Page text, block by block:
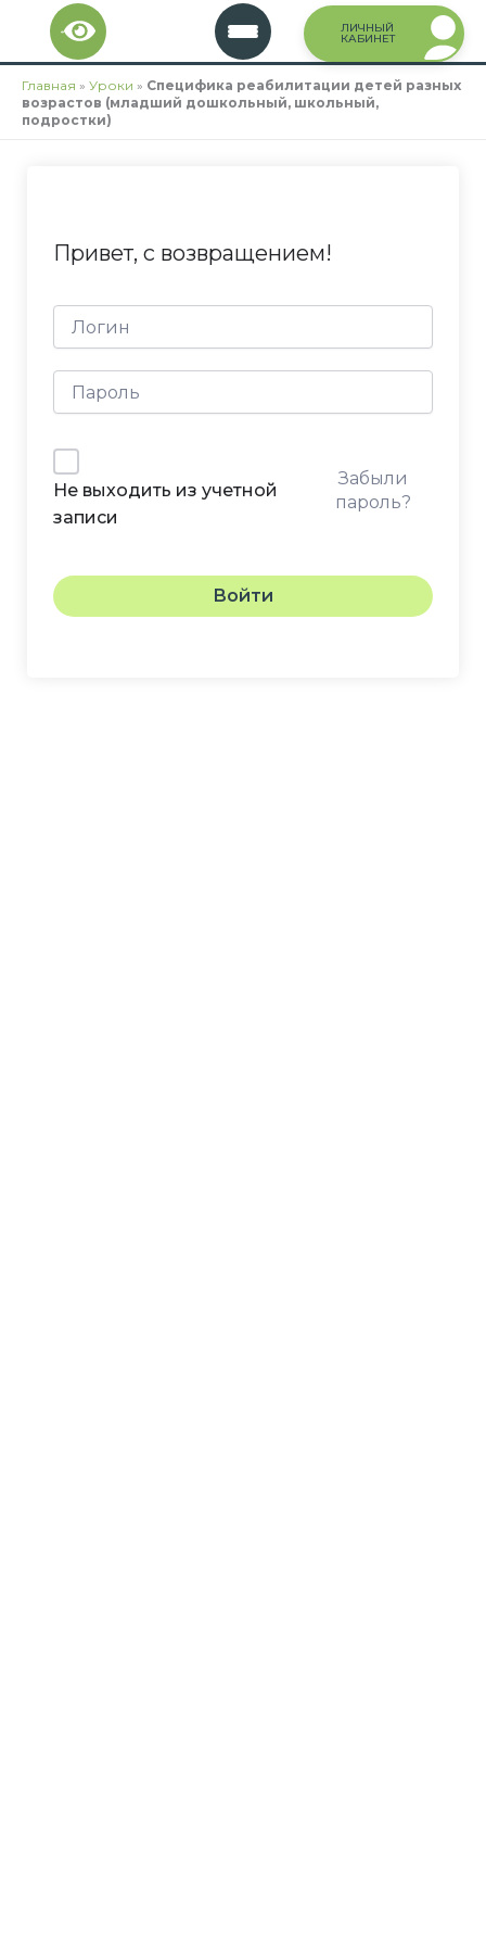
Перейти
содержимому
ЛИЧНЫЙ
КАБИНЕТ
Главная » Уроки » Специфика реабилитации детей разных
возрастов (младший дошкольный, школьный,
подростки)
Привет, с возвращением!
Не выходить из учетной
записи
Забыли
пароль?
Войти